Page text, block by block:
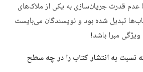
قدرت جریان‌سازی به یکی از ملاک‌های
تبدیل شده بود و نویسندگان می‌بایست
مبرا باشد!
به انتشار کتاب را در چه سطح